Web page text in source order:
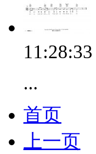
11:28:33
...
首页
上一页